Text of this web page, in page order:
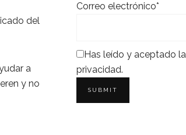
del
a
y no
Correo electrónico*
Has leído y aceptado la
privacidad.